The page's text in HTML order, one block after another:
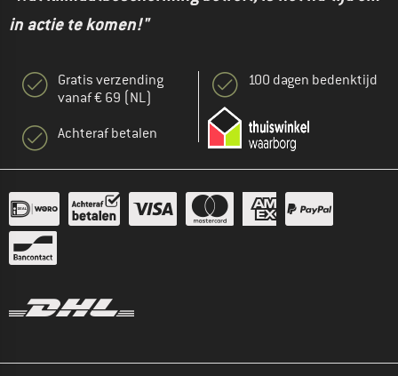
in actie te komen!"
Gratis verzending
vanaf € 69 (NL)
Achteraf betalen
100 dagen bedenktijd